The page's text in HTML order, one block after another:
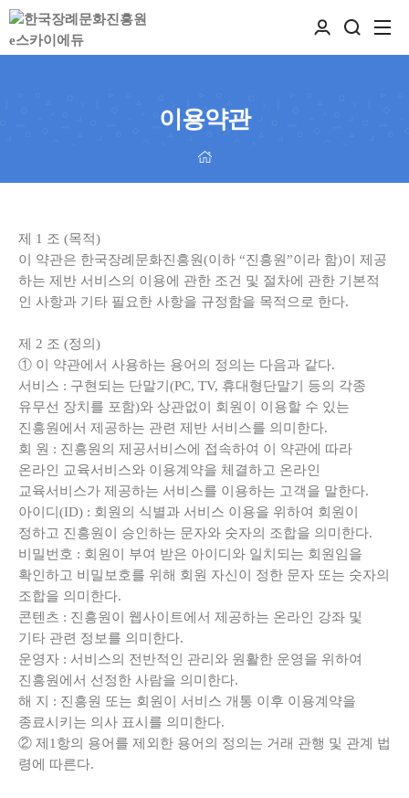
이용약관
제 1 조 (목적)
이 약관은 한국장례문화진흥원(이하 “진흥원”이라 함)이 제공
하는 제반 서비스의 이용에 관한 조건 및 절차에 관한 기본적
인 사항과 기타 필요한 사항을 규정함을 목적으로 한다.
제 2 조 (정의 )
① 이 약관에서 사용하는 용어의 정의는 다음과 같다.
서비스 : 구현되는 단말기(PC, TV, 휴대형단말기 등의 각종
유무선 장치를 포함)와 상관없이 회원이 이용할 수 있는
진흥원에서 제공하는 관련 제반 서비스를 의미한다.
회 원 : 진흥원의 제공서비스에 접속하여 이 약관에 따라
온라인 교육서비스와 이용계약을 체결하고 온라인
교육서비스가 제공하는 서비스를 이용하는 고객을 말한다.
아이디(ID) : 회원의 식별과 서비스 이용을 위하여 회원이
정하고 진흥원이 승인하는 문자와 숫자의 조합을 의미한다.
비밀번호 : 회원이 부여 받은 아이디와 일치되는 회원임을
확인하고 비밀보호를 위해 회원 자신이 정한 문자 또는 숫자의
조합을 의미한다.
콘텐츠 : 진흥원이 웹사이트에서 제공하는 온라인 강좌 및
기타 관련 정보를 의미한다.
운영자 : 서비스의 전반적인 관리와 원활한 운영을 위하여
진흥원에서 선정한 사람을 의미한다.
해 지 : 진흥원 또는 회원이 서비스 개통 이후 이용계약을
종료시키는 의사 표시를 의미한다.
② 제1항의 용어를 제외한 용어의 정의는 거래 관행 및 관계 법
령에 따른다.